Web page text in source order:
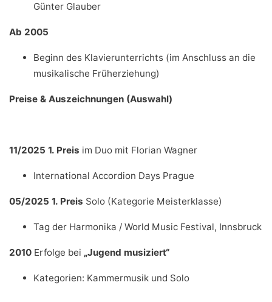
Günter Glauber
Ab 2005
Beginn des Klavierunterrichts (im Anschluss an die
musikalische Früherziehung)
Preise & Auszeichnungen (Auswahl)
11/2025 1. Preis im Duo mit Florian Wagner
International Accordion Days Prague
05/2025 1. Preis Solo (Kategorie Meisterklasse)
Tag der Harmonika / World Music Festival, Innsbruck
2010 Erfolge bei „Jugend musiziert“
Kategorien: Kammermusik und Solo